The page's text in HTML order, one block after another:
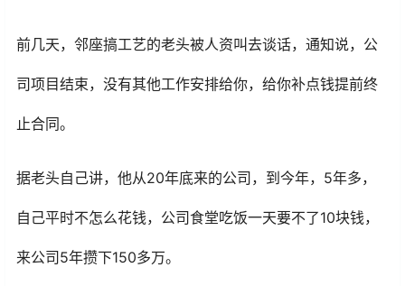
前几天，邻座搞工艺的老头被人资叫去谈话，通知说，公
司项目结束，没有其他工作安排给你，给你补点钱提前终
止合同。
据老头自己讲，他从20年底来的公司，到今年，5年多，
自己平时不怎么花钱，公司食堂吃饭一天要不了10块钱，
来公司5年攒下150多万。